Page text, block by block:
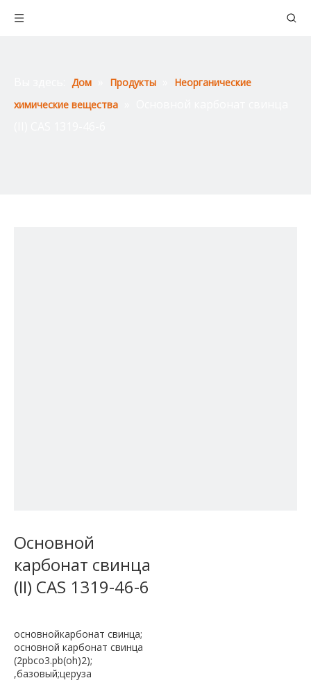
Дом Продукты
Неорганические
химические вещества
Основной
карбонат свинца
(II) CAS 1319-46-6
основнойкарбонат свинца;
основной карбонат свинца
(2pbco3.pb(oh)2);
,базовый;церуза